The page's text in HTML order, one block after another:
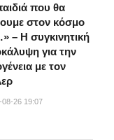
που θα
στον κόσμο
– Η συγκινητική
για την
με τον
08-26 19:07